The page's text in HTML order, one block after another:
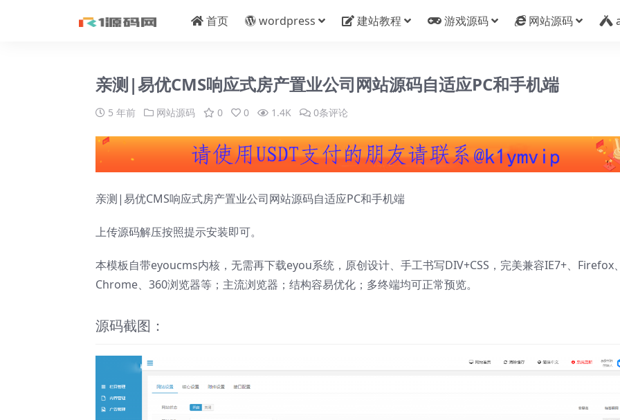
首页 wordpress 建站教程 游戏源码 网站源码
亲测|易优CMS响应式房产置业公司网站源码自适应PC和手机端
5 年前 网站源码 0 0 1.4K 0条评论
亲测|易优CMS响应式房产置业公司网站源码自适应PC和手机端
上传源码解压按照提示安装即可。
本模板自带eyoucms内核，无需再下载eyou系统，原创设计、手工书写DIV+CSS，完美兼容IE7+、Firefox
Chrome、360浏览器等；主流浏览器；结构容易优化；多终端均可正常预览。
源码截图：